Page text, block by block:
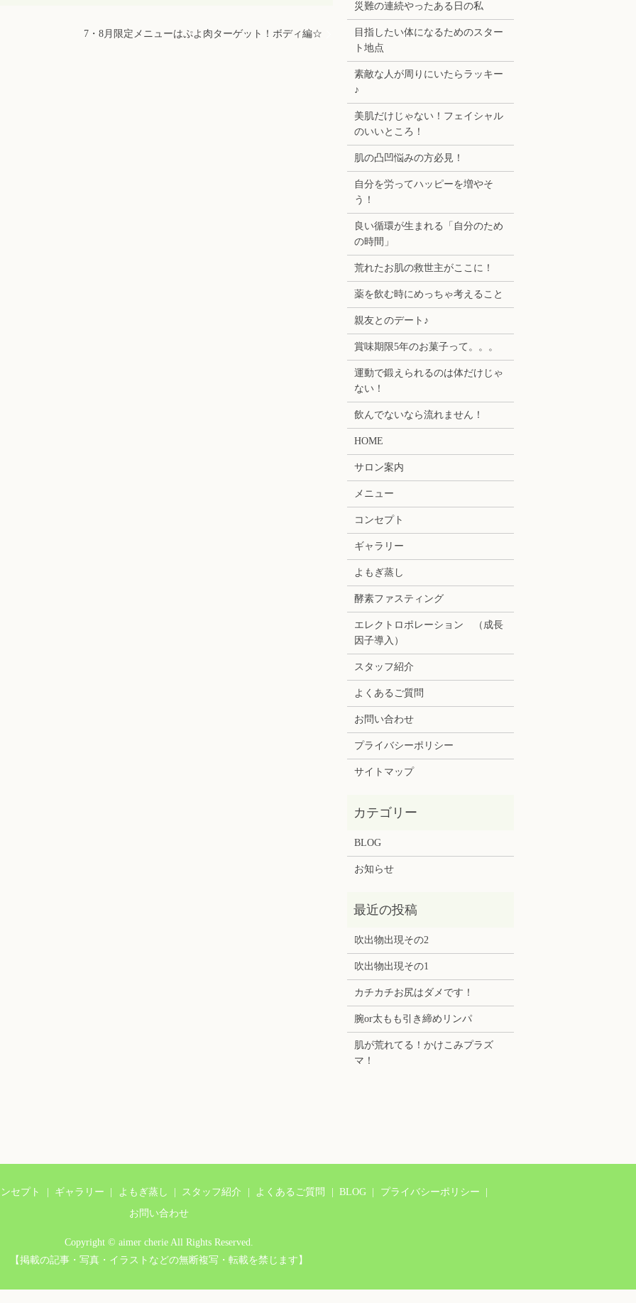
7・8月限定メニューはぷよ肉ターゲット！ボディ編☆
災難の連続やったある日の私
目指したい体になるためのスター
ト地点
素敵な人が周りにいたらラッキー
♪
美肌だけじゃない！フェイシャル
のいいところ！
肌の凸凹悩みの方必見！
自分を労ってハッピーを増やそ
う！
良い循環が生まれる「自分のため
の時間」
荒れたお肌の救世主がここに！
薬を飲む時にめっちゃ考えること
親友とのデート♪
賞味期限5年のお菓子って。。。
運動で鍛えられるのは体だけじゃ
ない！
飲んでないなら流れません！
HOME
サロン案内
メニュー
コンセプト
ギャラリー
よもぎ蒸し
酵素ファスティング
エレクトロポレーション （成長
因子導入）
スタッフ紹介
よくあるご質問
お問い合わせ
プライバシーポリシー
サイトマップ
BLOG
お知らせ
吹出物出現その2
吹出物出現その1
カチカチお尻はダメです！
腕or太もも引き締めリンパ
肌が荒れてる！かけこみプラズ
マ！
セプト ギャラリー よもぎ蒸し スタッフ紹介 よくあるご質問 BLOG
プライバシーポリシー
お問い合わせ
Copyright © aimer cherie All Rights Reserved.
【掲載の記事・写真・イラストなどの無断複写・転載を禁じます】